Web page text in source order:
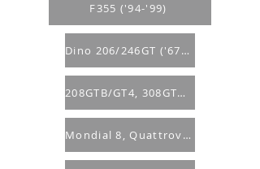
F355 ('94-'99)
Dino 206/246GT ('67-'74)
208GTB/GT4, 308GTB/GT4, 328GTB ('73-'89)
Mondial 8, Quattrovalvole & 3.2 ('80-'88)